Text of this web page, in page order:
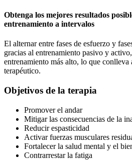
Obtenga los mejores resultados
entrenamiento a intervalos
El alternar entre fases de esfuerzo y
gracias al entrenamiento pasivo y
entrenamiento más alto, lo que
terapéutico.
Objetivos de la terapia
Promover el andar
Mitigar las consecuencias de la
Reducir espasticidad
Activar fuerzas musculares
Fortalecer la salud mental y el
Contrarrestar la fatiga